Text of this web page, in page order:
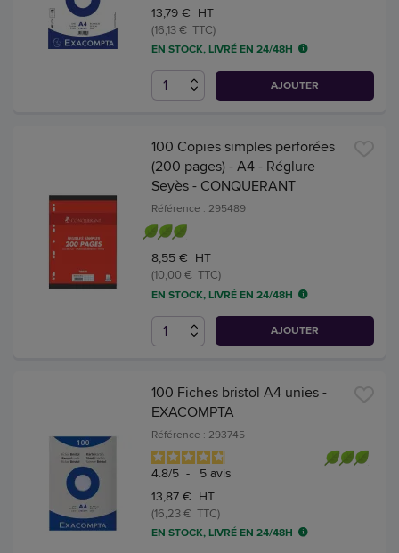
13,79 € HT
(16,13 € TTC)
EN STOCK, LIVRÉ EN 24/48H
AJOUTER
100 Copies simples perforées
(200 pages) - A4 - Réglure
Seyès - CONQUERANT
Référence : 295489
8,55 € HT
(10,00 € TTC)
EN STOCK, LIVRÉ EN 24/48H
AJOUTER
100 Fiches bristol A4 unies -
EXACOMPTA
Référence : 293745
4.8/5 - 5 avis
13,87 € HT
(16,23 € TTC)
EN STOCK, LIVRÉ EN 24/48H